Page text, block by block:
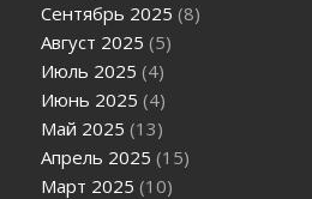
Сентябрь 2025 (8)
Август 2025 (5)
Июль 2025 (4)
Июнь 2025 (4)
Май 2025 (13)
Апрель 2025 (15)
Март 2025 (10)